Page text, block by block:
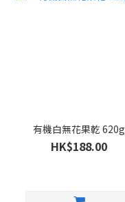
有機白無花果乾 620g
HK$188.00